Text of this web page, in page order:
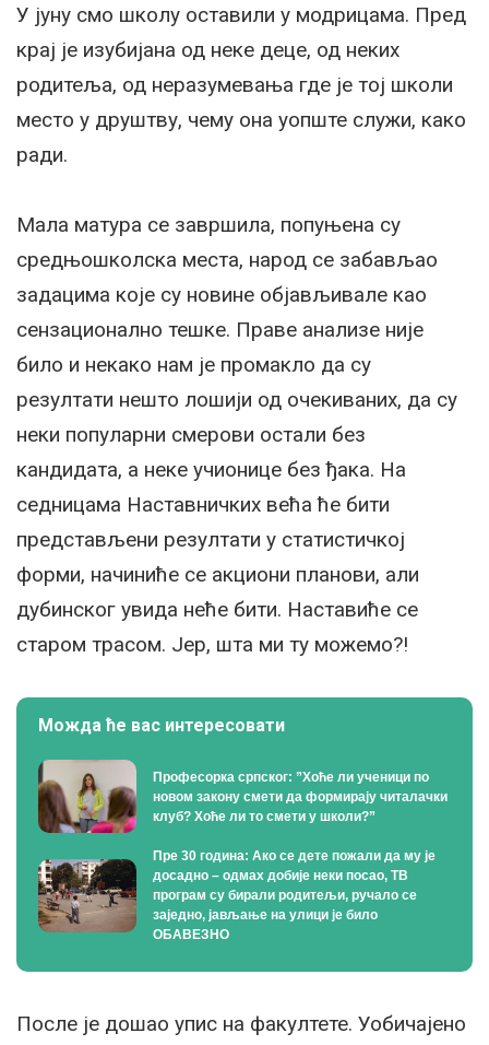
У јуну смо школу оставили у модрицама. Пред
крај је изубијана од неке деце, од неких
родитеља, од неразумевања где је тој школи
место у друштву, чему она уопште служи, како
ради.
Мала матура се завршила, попуњена су
средњошколска места, народ се забављао
задацима које су новине објављивале као
сензационално тешке. Праве анализе није
било и некако нам је промакло да су
резултати нешто лошији од очекиваних, да су
неки популарни смерови остали без
кандидата, а неке учионице без ђака. На
седницама Наставничких већа ће бити
представљени резултати у статистичкој
форми, начиниће се акциони планови, али
дубинског увида неће бити. Наставиће се
старом трасом. Јер, шта ми ту можемо?!
Можда ће вас интересовати
Професорка српског: ”Хоће ли ученици по
новом закону смети да формирају читалачки
клуб? Хоће ли то смети у школи?”
Пре 30 година: Ако се дете пожали да му је
досадно – одмах добије неки посао, ТВ
програм су бирали родитељи, ручало се
заједно, јављање на улици је било
ОБАВЕЗНО
После је дошао упис на факултете. Уобичајено